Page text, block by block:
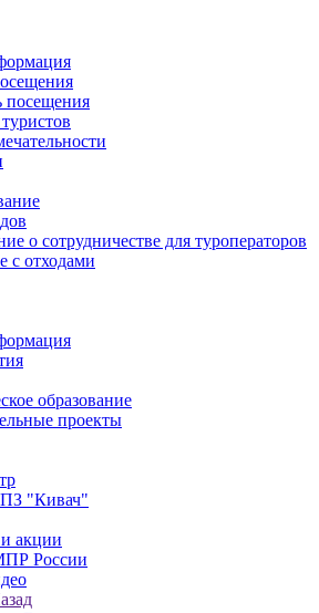
посещения
о сотрудничестве для туроператоров
с отходами
образование
проекты
"Кивач"
акции
России